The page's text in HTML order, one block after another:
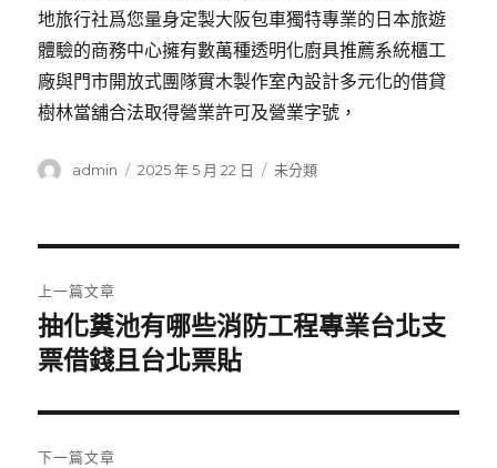
地旅行社爲您量身定製大阪包車獨特專業的日本旅遊
體驗的商務中心擁有數萬種透明化廚具推薦系統櫃工
廠與門市開放式團隊實木製作室內設計多元化的借貸
樹林當舖合法取得營業許可及營業字號，
作
admin
發
2025 年 5 月 22 日
分
未分類
章
導
覽
上一篇文章
上
一
文
章:
抽化糞池有哪些消防工程專業台北支
票借錢且台北票貼
下一篇文章